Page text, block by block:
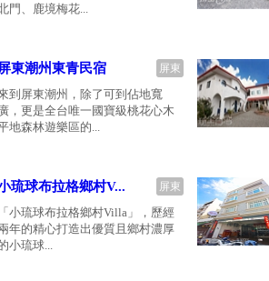
門、鹿境梅花...
屏東
屏東潮州東青民宿
到屏東潮州，除了可到佔地寬
，更是全台唯一國寶級桃花心木
地森林遊樂區的...
屏東
琉球布拉格鄉村V...
「小琉球布拉格鄉村Villa」，歷經
年的精心打造出優質且鄉村濃厚
小琉球...